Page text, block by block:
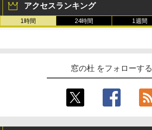
アクセスランキング
1時間 24時間 1週間
窓の杜 をフォローする